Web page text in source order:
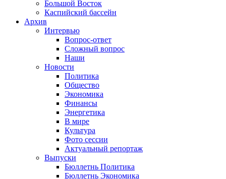
Большой Восток
Каспийский бассейн
Архив
Интервью
Вопрос-ответ
Сложный вопрос
Наши
Новости
Политика
Общество
Экономика
Финансы
Энергетика
В мире
Культура
Фото сессии
Актуальный репортаж
Выпуски
Бюллетнь Политика
Бюллетнь Экономика